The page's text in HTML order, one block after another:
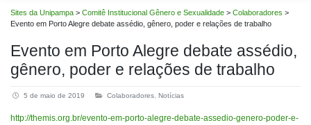
Sites da Unipampa > Comitê Institucional Gênero e Sexualidade > Colaboradores >
Evento em Porto Alegre debate assédio, gênero, poder e relações de trabalho
Evento em Porto Alegre debate assédio,
gênero, poder e relações de trabalho
5 de maio de 2019 Colaboradores Notícias
http://themis.org.br/evento-em-porto-alegre-debate-assedio-genero-poder-e-